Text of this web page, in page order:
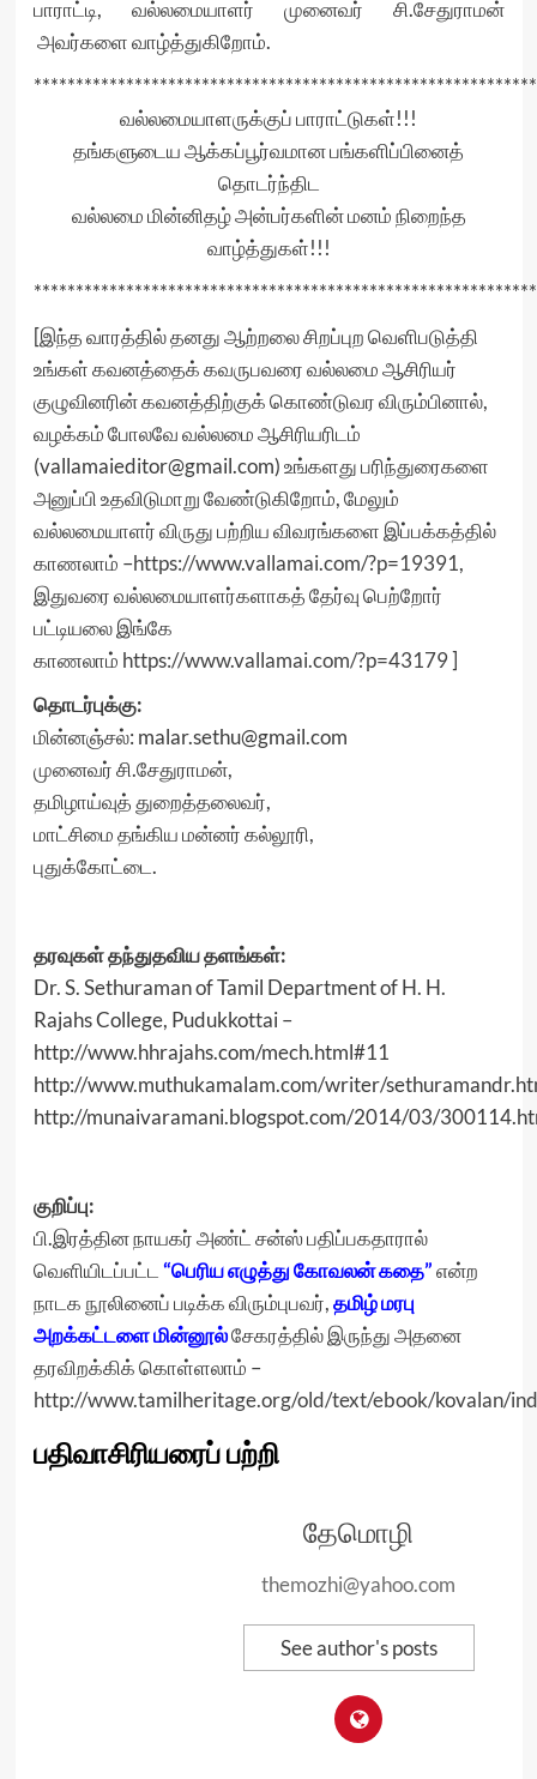
பாராட்டி, வல்லமையாளர் மு​னைவர் சி.​சேதுராமன்
அவர்களை வாழ்த்துகிறோம்.
வல்லமையாளருக்குப் பாராட்டுகள்!!!
தங்களுடைய ஆக்கப்பூர்வமான பங்களிப்பினைத்
தொடர்ந்திட
வல்லமை மின்னிதழ் அன்பர்களின் மனம் நிறைந்த
வாழ்த்துகள்!!!
[இந்த வாரத்தில் தனது ஆற்றலை சிறப்புற வெளிபடுத்தி
உங்கள் கவனத்தைக் கவருபவரை வல்லமை ஆசிரியர்
குழுவினரின் கவனத்திற்குக் கொண்டுவர விரும்பினால்,
வழக்கம் போலவே வல்லமை ஆசிரியரிடம்
(vallamaieditor@gmail.com) உங்களது பரிந்துரைகளை
அனுப்பி உதவிடுமாறு வேண்டுகிறோம், மேலும்
வல்லமையாளர் விருது பற்றிய விவரங்களை இப்பக்கத்தில்
காணலாம் –https://www.vallamai.com/?p=19391,
இதுவரை வல்லமையாளர்களாகத் தேர்வு பெற்றோர்
பட்டியலை இங்கே
காணலாம் https://www.vallamai.com/?p=43179]
தொடர்புக்கு:
மின்னஞ்சல்: malar.sethu@gmail.com
மு​னைவர் சி.​சேதுராமன்,
தமிழாய்வுத் து​றைத்த​லைவர்,
மாட்சி​மை தங்கிய மன்னர் கல்லூரி,
புதுக்​கோட்​டை.
தரவுகள் தந்துதவிய தளங்கள்:
Dr. S. Sethuraman of Tamil Department of H. H.
Rajahs College, Pudukkottai –
http://www.hhrajahs.com/mech.html#11
http://www.muthukamalam.com/writer/
http://munaivaramani.blogspot.com/2014/03/
குறிப்பு:
பி.இரத்தின நாயகர் அண்ட் சன்ஸ் பதிப்பகதாரால்
வெளியிடப்பட்ட “பெரிய எழுத்து ​கோவலன் க​தை”என்ற
நாடக நூலினைப் படிக்க விரும்புபவர்,தமிழ் மரபு
அறக்கட்டளை மின்னூல்சேகரத்தில் இருந்து அதனை
தரவிறக்கிக் கொள்ளலாம் –
http://www.tamilheritage.org/old/text/ebook/kovalan/
பதிவாசிரியரைப் பற்றி
தேமொழி
themozhi@yahoo.com
See author's posts